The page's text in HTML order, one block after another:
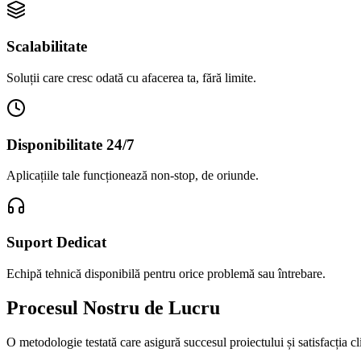
Scalabilitate
Soluții care cresc odată cu afacerea ta, fără limite.
Disponibilitate 24/7
Aplicațiile tale funcționează non-stop, de oriunde.
Suport Dedicat
Echipă tehnică disponibilă pentru orice problemă sau întrebare.
Procesul Nostru de Lucru
O metodologie testată care asigură succesul proiectului și satisfacția